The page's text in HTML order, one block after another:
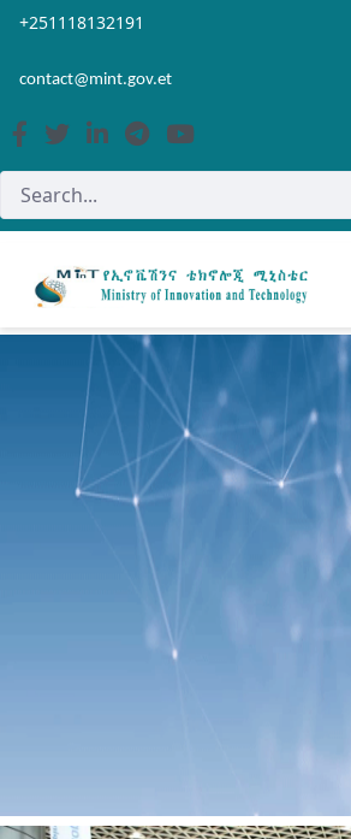
Skip to Main Content
Open Accessibility Menu
+251118132191
contact@mint.gov.et